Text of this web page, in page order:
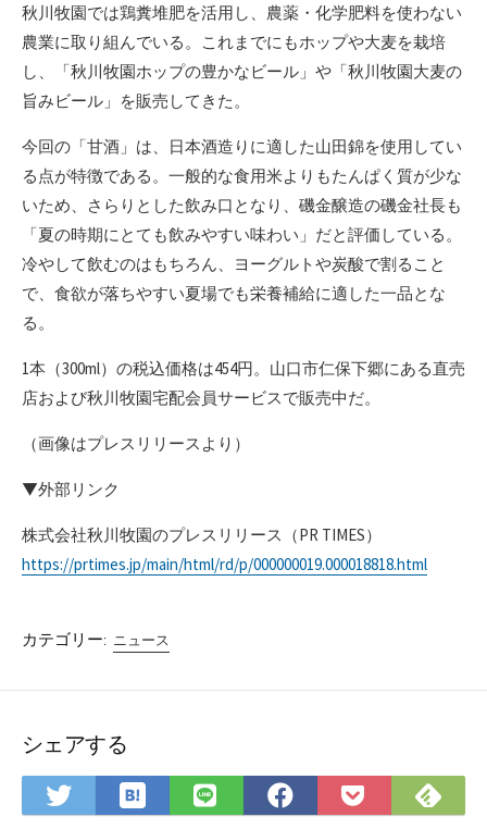
秋川牧園では鶏糞堆肥を活用し、農薬・化学肥料を使わない
農業に取り組んでいる。これまでにもホップや大麦を栽培
し、「秋川牧園ホップの豊かなビール」や「秋川牧園大麦の
旨みビール」を販売してきた。
今回の「甘酒」は、日本酒造りに適した山田錦を使用してい
る点が特徴である。一般的な食用米よりもたんぱく質が少な
いため、さらりとした飲み口となり、磯金醸造の磯金社長も
「夏の時期にとても飲みやすい味わい」だと評価している。
冷やして飲むのはもちろん、ヨーグルトや炭酸で割ること
で、食欲が落ちやすい夏場でも栄養補給に適した一品とな
る。
1本（300ml）の税込価格は454円。山口市仁保下郷にある直売
店および秋川牧園宅配会員サービスで販売中だ。
（画像はプレスリリースより）
▼外部リンク
株式会社秋川牧園のプレスリリース（PR TIMES）
https://prtimes.jp/main/html/rd/p/000000019.000018818.html
カテゴリー: ニュース
シェアする
Twitter
で
は
て
LINE
で
Facebook
で
Pocket
に
で